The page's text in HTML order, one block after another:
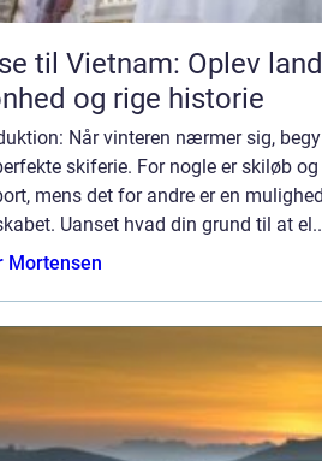
til Vietnam: Oplev
og rige historie
Når vinteren nærmer sig,
skiferie. For nogle er skiløb
mens det for andre er en
Uanset hvad din grund til at
Mortensen